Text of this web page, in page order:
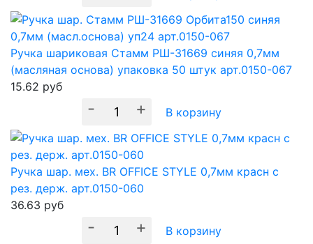
Ручка шариковая Стамм РШ-31669 синяя 0,7мм
(масляная основа) упаковка 50 штук арт.0150-067
15.62 руб
- + В корзину
Ручка шар. мех. BR OFFICE STYLE 0,7мм красн с
рез. держ. арт.0150-060
36.63 руб
- + В корзину